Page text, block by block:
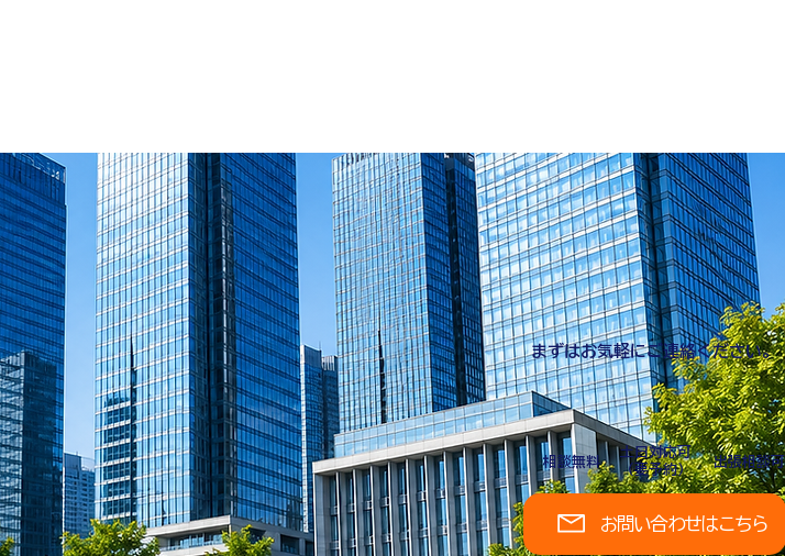
​まずはお気軽にご連絡ください。
​相談無料
​土日対応可
​（要予約）
​出張相談可
お問い合わせはこちら